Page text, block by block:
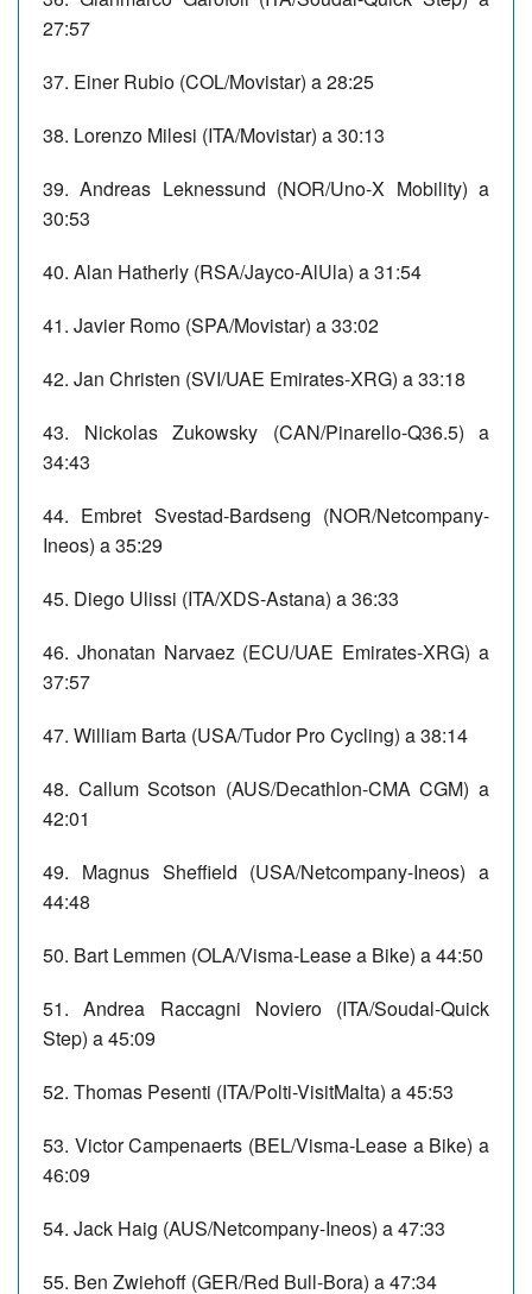
27:57
37. Einer Rubio (COL/Movistar) a 28:25
38. Lorenzo Milesi (ITA/Movistar) a 30:13
39. Andreas Leknessund (NOR/Uno-X Mobility) a
30:53
40. Alan Hatherly (RSA/Jayco-AlUla) a 31:54
41. Javier Romo (SPA/Movistar) a 33:02
42. Jan Christen (SVI/UAE Emirates-XRG) a 33:18
43. Nickolas Zukowsky (CAN/Pinarello-Q36.5) a
34:43
44. Embret Svestad-Bardseng (NOR/Netcompany-
Ineos) a 35:29
45. Diego Ulissi (ITA/XDS-Astana) a 36:33
46. Jhonatan Narvaez (ECU/UAE Emirates-XRG) a
37:57
47. William Barta (USA/Tudor Pro Cycling) a 38:14
48. Callum Scotson (AUS/Decathlon-CMA CGM) a
42:01
49. Magnus Sheffield (USA/Netcompany-Ineos) a
44:48
50. Bart Lemmen (OLA/Visma-Lease a Bike) a 44:50
51. Andrea Raccagni Noviero (ITA/Soudal-Quick
Step) a 45:09
52. Thomas Pesenti (ITA/Polti-VisitMalta) a 45:53
53. Victor Campenaerts (BEL/Visma-Lease a Bike) a
46:09
54. Jack Haig (AUS/Netcompany-Ineos) a 47:33
55. Ben Zwiehoff (GER/Red Bull-Bora) a 47:34